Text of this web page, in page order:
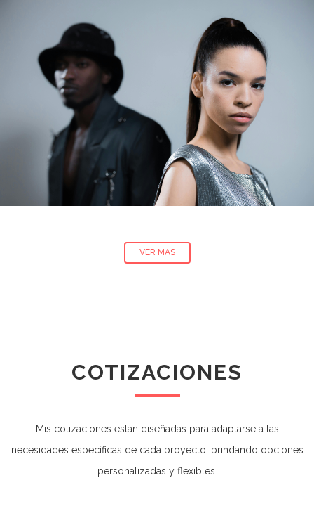
VER MAS
COTIZACIONES
Mis cotizaciones están diseñadas para adaptarse a las
necesidades específicas de cada proyecto, brindando opciones
personalizadas y flexibles.